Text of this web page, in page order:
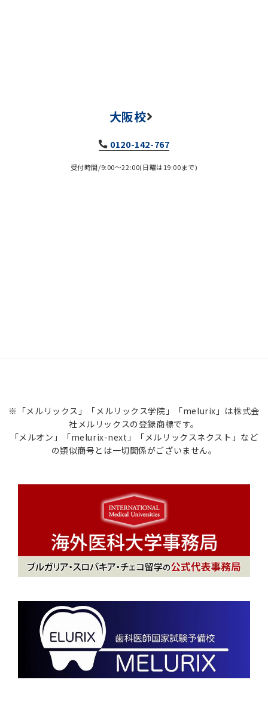
大阪校
0120-142-767
受付時間/9:00～22:00(日曜は19:00まで)
※「メルリックス」「メルリックス学院」「melurix」は株式会
社メルリックスの登録商標です。
「メルオン」「melurix-next」「メルリックスネクスト」など
の類似商号とは一切関係がございません。